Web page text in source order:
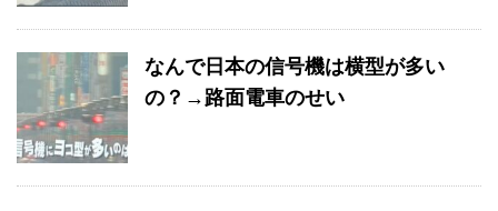
なんで日本の信号機は横型が多い
の？→路面電車のせい